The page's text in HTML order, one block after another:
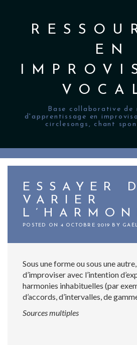
EN
Base collaborative de
d'apprentissage en
circlesongs, chant
ESSAYER
VARIER
POSTED ON 4 OCTOBRE 2019 BY
Sous une forme ou sous une
d’improviser avec l’intention
harmonies inhabituelles (par
d’accords, d’intervalles, de
Sources multiples